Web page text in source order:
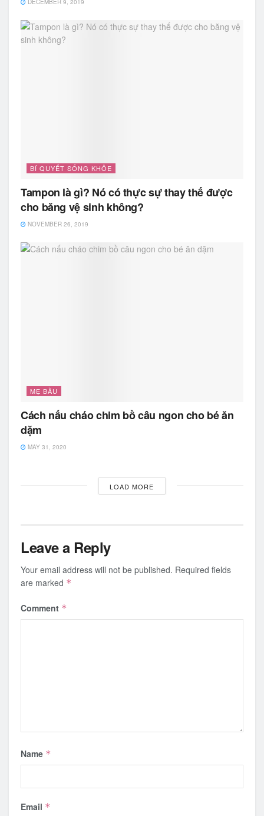
DECEMBER 9, 2019
BÍ QUYẾT SỐNG KHỎE
Tampon là gì? Nó có thực sự thay thế được
cho băng vệ sinh không?
NOVEMBER 26, 2019
MẸ BẦU
Cách nấu cháo chim bồ câu ngon cho bé ăn
dặm
MAY 31, 2020
LOAD MORE
Leave a Reply
Your email address will not be published. Required fields
are marked *
Comment *
Name *
Email *